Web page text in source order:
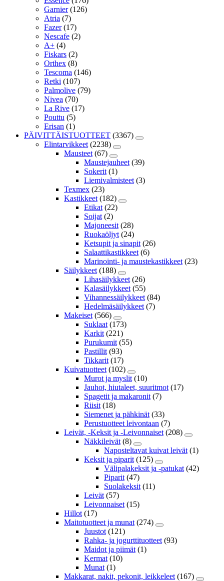
Garnier (126)
Atria (7)
Fazer (17)
Nescafe (2)
A+ (4)
Fiskars (2)
Orthex (8)
Tescoma (146)
Retki (107)
Palmolive (79)
Nivea (70)
La Rive (17)
Pouttu (5)
Erisan (1)
PÄIVITTÄISTUOTTEET (3367)
Elintarvikkeet (2238)
Mausteet (67)
Maustejauheet (39)
Sokerit (1)
Liemivalmisteet (3)
Texmex (23)
Kastikkeet (182)
Etikat (22)
Soijat (2)
Majoneesit (28)
Ruokaöljyt (24)
Ketsupit ja sinapit (26)
Salaattikastikkeet (6)
Marinointi- ja maustekastikkeet (23)
Säilykkeet (188)
Lihasäilykkeet (26)
Kalasäilykkeet (55)
Vihannessäilykkeet (84)
Hedelmäsäilykkeet (7)
Makeiset (566)
Suklaat (173)
Karkit (221)
Purukumit (55)
Pastillit (93)
Tikkarit (17)
Kuivatuotteet (102)
Murot ja myslit (10)
Jauhot, hiutaleet, suuritmot (17)
Spagetit ja makaronit (7)
Riisit (18)
Siemenet ja pähkinät (33)
Perustuotteet leivontaan (7)
Leivät, -Keksit ja -Leivonnaiset (208)
Näkkileivät (8)
Naposteltavat kuivat leivät (1)
Keksit ja piparit (125)
Välipalakeksit ja -patukat (42)
Piparit (47)
Suolakeksit (11)
Leivät (57)
Leivonnaiset (15)
Hillot (17)
Maitotuotteet ja munat (274)
Juustot (121)
Rahka- ja jogurttituotteet (93)
Maidot ja piimät (1)
Kermat (10)
Munat (1)
Makkarat, nakit, pekonit, leikkeleet (167)